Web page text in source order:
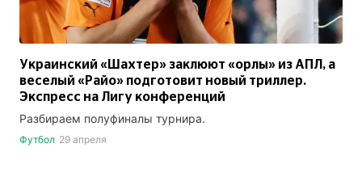
Украинский «Шахтер» заклюют «орлы» из АПЛ, а
веселый «Райо» подготовит новый триллер.
Экспресс на Лигу конференций
Разбираем полуфиналы турнира.
Футбол 29 апреля